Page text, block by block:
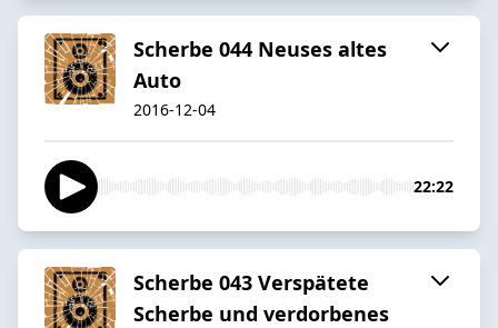
Scherbe 044 Neuses altes
Auto
2016-12-04
22:22
Scherbe 043 Verspätete
Scherbe und verdorbenes